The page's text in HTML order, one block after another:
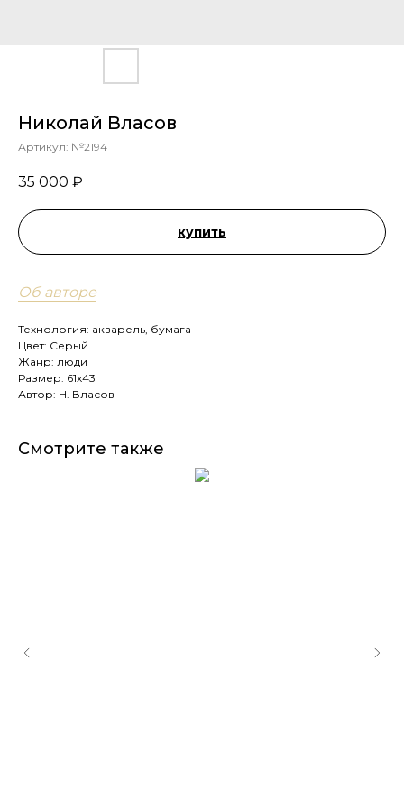
Николай Власов
Артикул: №2194
35 000 ₽
купить
Об авторе
Технология: акварель, бумага
Цвет: Серый
Жанр: люди
Размер: 61х43
Автор: Н. Власов
Смотрите также